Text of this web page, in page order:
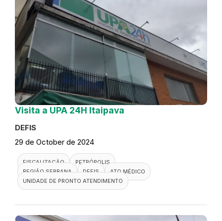
Visita a UPA 24H Itaipava
DEFIS
29 de October de 2024
FISCALIZAÇÃO
PETRÓPOLIS
REGIÃO SERRANA
DEFIS
ATO MÉDICO
UNIDADE DE PRONTO ATENDIMENTO